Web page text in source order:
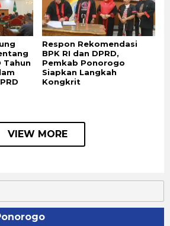
Tahun
Respon Rekomendasi
BPK RI dan DPRD,
Pemkab Ponorogo
Siapkan Langkah
Kongkrit
VIEW MORE